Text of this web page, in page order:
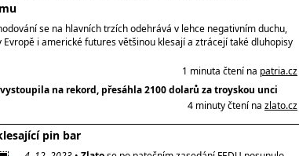
se na hlavních trzích odehrává v lehce negativním duchu,
Evropě i americké futures většinou klesají a ztrácejí také dluhopisy
1 minuta čtení na patria.cz
na rekord, přesáhla 2100 dolarů za troyskou unci
4 minuty čtení na zlato.cz
pin bar